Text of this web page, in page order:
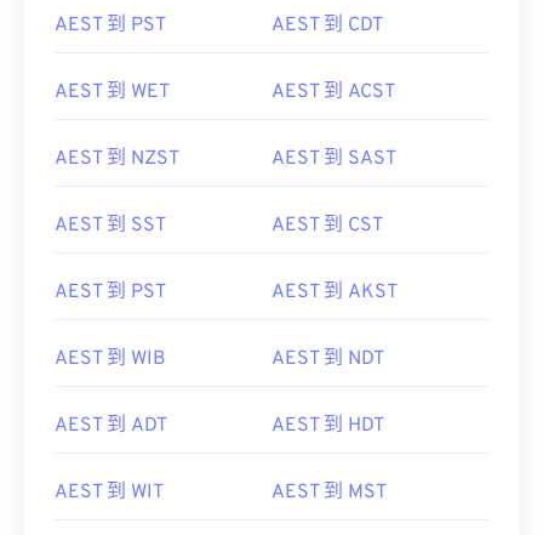
AEST 到 PST AEST 到 CDT
AEST 到 WET AEST 到 ACST
AEST 到 NZST AEST 到 SAST
AEST 到 SST AEST 到 CST
AEST 到 PST AEST 到 AKST
AEST 到 WIB AEST 到 NDT
AEST 到 ADT AEST 到 HDT
AEST 到 WIT AEST 到 MST